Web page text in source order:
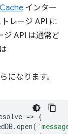
Cache インター
レージ API に
ジ API は通常ど
になります。
=> {
.open(